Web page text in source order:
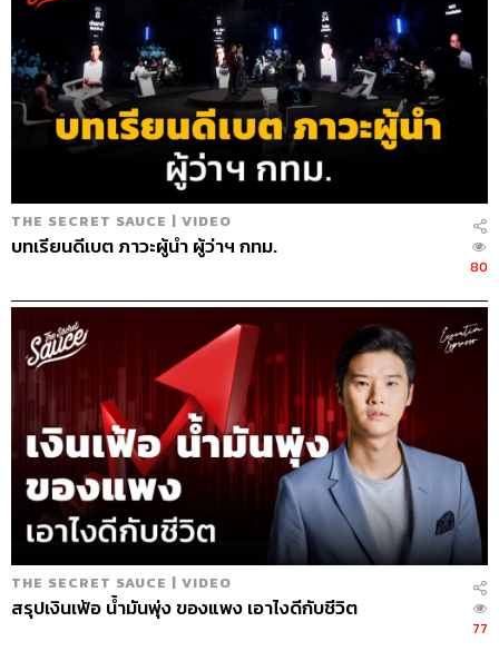
THE SECRET SAUCE | VIDEO
บทเรียนดีเบต ภาวะผู้นำ ผู้ว่าฯ กทม.
80
THE SECRET SAUCE | VIDEO
สรุปเงินเฟ้อ น้ำมันพุ่ง ของแพง เอาไงดีกับชีวิต
77